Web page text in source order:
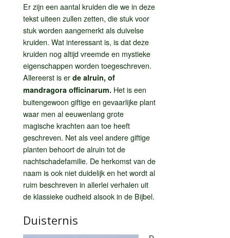
Er zijn een aantal kruiden die we in deze
tekst uiteen zullen zetten, die stuk voor
stuk worden aangemerkt als duivelse
kruiden. Wat interessant is, is dat deze
kruiden nog altijd vreemde en mystieke
eigenschappen worden toegeschreven.
Allereerst is er de alruin, of
mandragora officinarum. Het is een
buitengewoon giftige en gevaarlijke plant
waar men al eeuwenlang grote
magische krachten aan toe heeft
geschreven. Net als veel andere giftige
planten behoort de alruin tot de
nachtschadefamilie. De herkomst van de
naam is ook niet duidelijk en het wordt al
ruim beschreven in allerlei verhalen uit
de klassieke oudheid alsook in de Bijbel.
Duisternis